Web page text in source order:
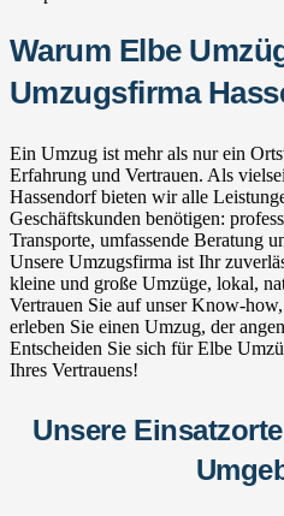
Warum Elbe
Umzugsfirma
Ein Umzug ist mehr als nur ein
Erfahrung und Vertrauen. Als
Hassendorf bieten wir alle
Geschäftskunden benötigen:
Transporte, umfassende Beratung
Unsere Umzugsfirma ist Ihr
kleine und große Umzüge, lokal,
Vertrauen Sie auf unser Know-
erleben Sie einen Umzug, der
Entscheiden Sie sich für Elbe
Ihres Vertrauens!
Unsere